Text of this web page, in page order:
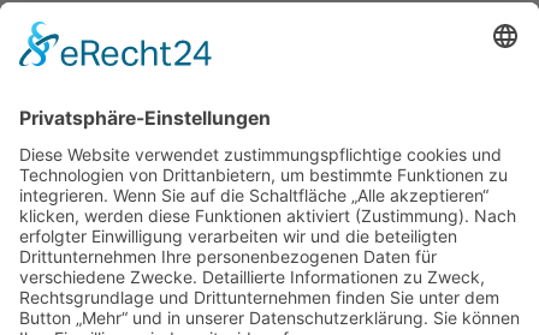
Accessoires
Kleider
Homewear
Jacken & Mäntel
Curvy
Herren
Kids
Burda Fantasy
Accessoires & Deko
NEU im Shop